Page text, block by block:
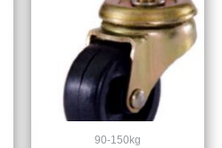
90-150kg